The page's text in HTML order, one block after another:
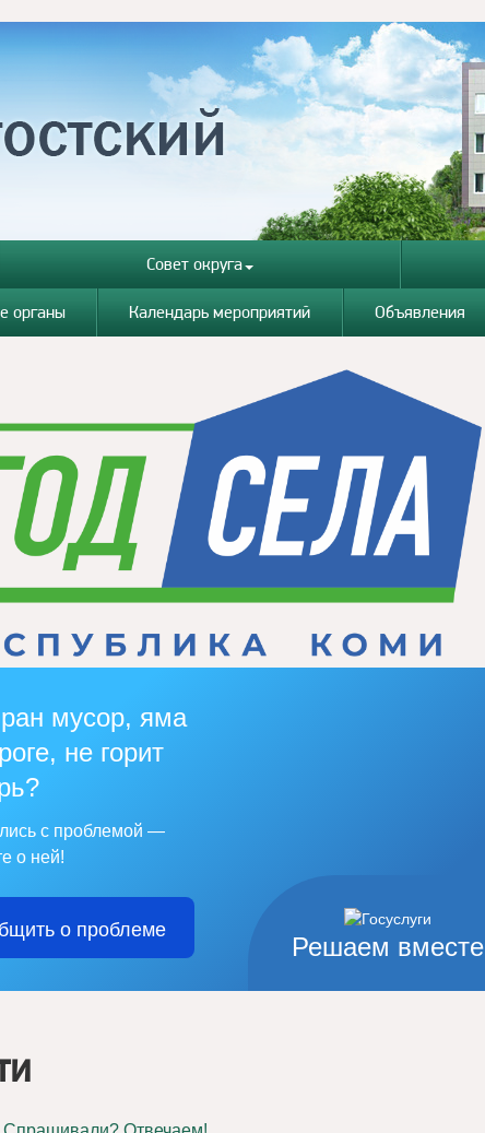
Совет округа
органы Календарь мероприятий Объявления
Решаем вместе
мусор, яма
не горит
с проблемой —
о ней!
о проблеме